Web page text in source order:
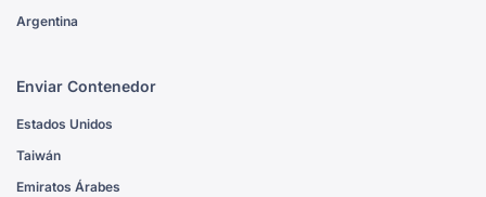
Argentina
Enviar Contenedor
Estados Unidos
Taiwán
Emiratos Árabes